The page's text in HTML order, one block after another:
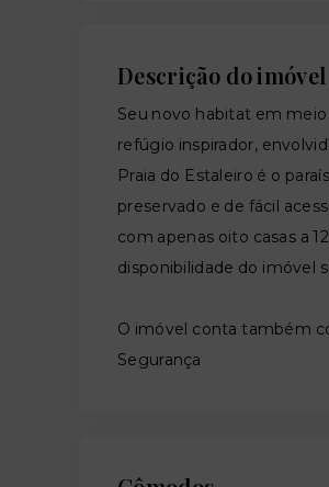
Descrição do imóvel
Seu novo habitat em
refúgio inspirador,
Praia do Estaleiro é o
preservado e de fácil
com apenas oito casas a
disponibilidade do imóvel
O imóvel conta também
Segurança